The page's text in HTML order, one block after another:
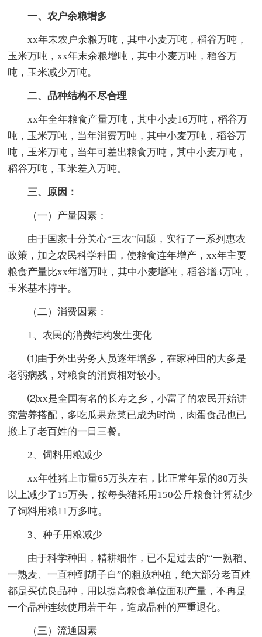
一、农户余粮增多
xx年末农户余粮万吨，其中小麦万吨，稻谷万吨，
玉米万吨，xx年末余粮增吨，其中小麦万吨，稻谷万
吨，玉米减少万吨。
二、品种结构不尽合理
xx年全年粮食产量万吨，其中小麦16万吨，稻谷万
吨，玉米万吨，当年消费万吨，其中小麦万吨，稻谷万
吨，玉米万吨，当年可差出粮食万吨，其中小麦万吨，
稻谷万吨，玉米差入万吨。
三、原因：
（一）产量因素：
由于国家十分关心“三农”问题，实行了一系列惠农
政策，加之农民科学种田，使粮食连年增产，xx年主要
粮食产量比xx年增万吨，其中小麦增吨，稻谷增3万吨，
玉米基本持平。
（二）消费因素：
1、农民的消费结构发生变化
⑴由于外出劳务人员逐年增多，在家种田的大多是
老弱病残，对粮食的消费相对较小。
⑵xx是全国有名的长寿之乡，小富了的农民开始讲
究营养搭配，多吃瓜果蔬菜已成为时尚，肉蛋食品也已
搬上了老百姓的一日三餐。
2、饲料用粮减少
xx年牲猪上市量65万头左右，比正常年景的80万头
以上减少了15万头，按每头猪耗用150公斤粮食计算就少
了饲料用粮11万多吨。
3、种子用粮减少
由于科学种田，精耕细作，已不是过去的'“一熟稻、
一熟麦、一直种到胡子白”的粗放种植，绝大部分老百姓
都是买优良品种，用以提高粮食单位面积产量，不再是
一个品种连续使用若干年，造成品种的严重退化。
（三）流通因素